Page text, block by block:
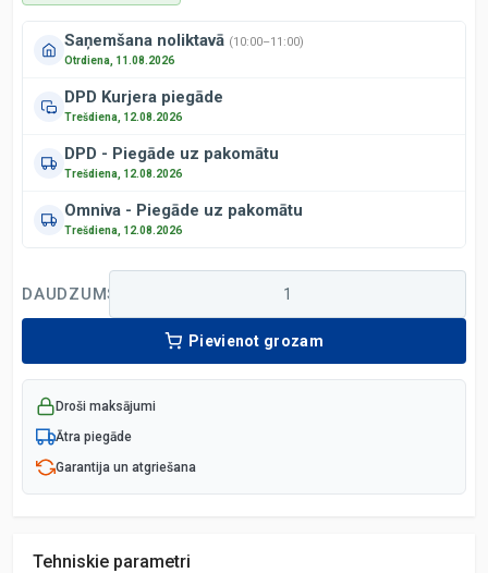
Saņemšana noliktavā (10:00–11:00)
Otrdiena, 11.08.2026
DPD Kurjera piegāde
Trešdiena, 12.08.2026
DPD - Piegāde uz pakomātu
Trešdiena, 12.08.2026
Omniva - Piegāde uz pakomātu
Trešdiena, 12.08.2026
DAUDZUMS
Pievienot grozam
Droši maksājumi
Ātra piegāde
Garantija un atgriešana
Tehniskie parametri